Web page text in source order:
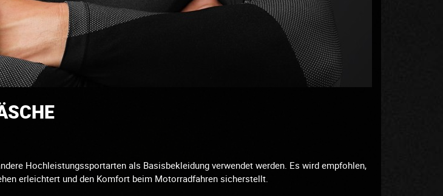
Hochleistungssportarten als Basisbekleidung verwendet werden. Es wird empfohlen,
erleichtert und den Komfort beim Motorradfahren sicherstellt.